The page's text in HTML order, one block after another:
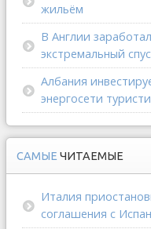
жильём
В Англии
экстремальный
Албания
энергосети
САМЫЕ ЧИТАЕМЫЕ
Италия
соглашения с